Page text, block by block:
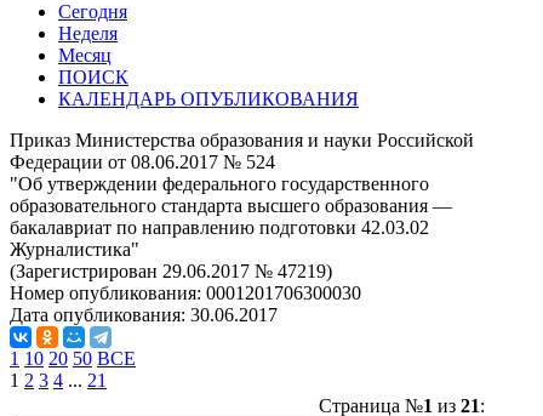
Сегодня
Неделя
Месяц
ПОИСК
КАЛЕНДАРЬ ОПУБЛИКОВАНИЯ
Приказ Министерства образования и науки Российской
Федерации от 08.06.2017 № 524
"Об утверждении федерального государственного
образовательного стандарта высшего образования —
бакалавриат по направлению подготовки 42.03.02
Журналистика"
(Зарегистрирован 29.06.2017 № 47219)
Номер опубликования: 0001201706300030
Дата опубликования: 30.06.2017
1 10 20 50 ВСЕ
1 2 3 4 ... 21
Страница №1 из 21: